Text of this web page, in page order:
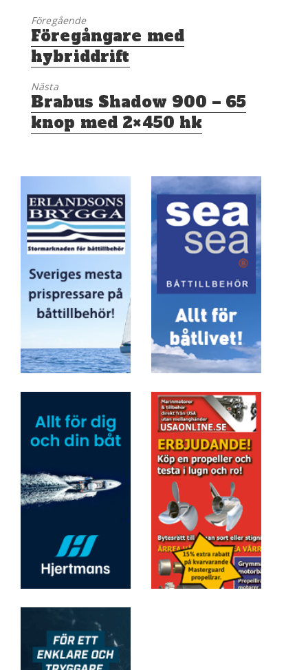
Föregående
Föregående
inlägg:
Föregångare med
hybriddrift
Nästa
Nästa
inlägg:
Brabus Shadow 900 – 65
knop med 2×450 hk